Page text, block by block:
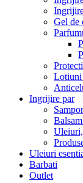
Gel de
Lotiuni
Ingrijire par
Uleiuri
Barbati
Outlet